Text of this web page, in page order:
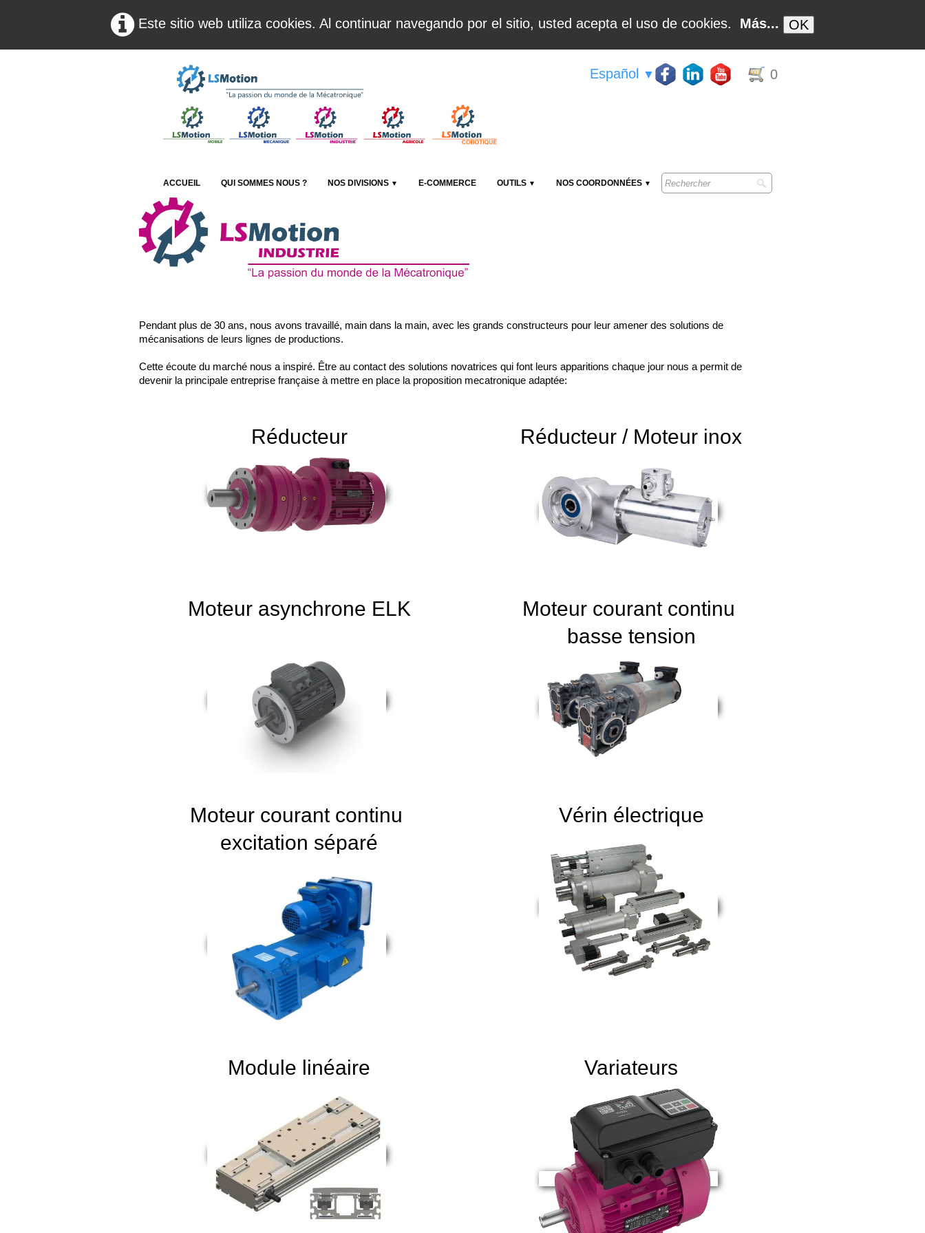
Este sitio web utiliza cookies. Al continuar navegando por el sitio, usted acepta el uso de cookies. Más... OK
Español ▼ 0
ACCUEIL QUI SOMMES NOUS ? NOS DIVISIONS ▼ E-COMMERCE OUTILS ▼ NOS COORDONNÉES ▼
Pendant plus de 30 ans, nous avons travaillé, main dans la main, avec les grands constructeurs pour leur amener des solutions de
mécanisations de leurs lignes de productions.
Cette écoute du marché nous a inspiré. Être au contact des solutions novatrices qui font leurs apparitions chaque jour nous a permit de
devenir la principale entreprise française à mettre en place la proposition mecatronique adaptée:
Réducteur Réducteur / Moteur inox
Moteur asynchrone ELK
Moteur courant continu
basse tension
Moteur courant continu
excitation séparé
Vérin électrique
Module linéaire Variateurs